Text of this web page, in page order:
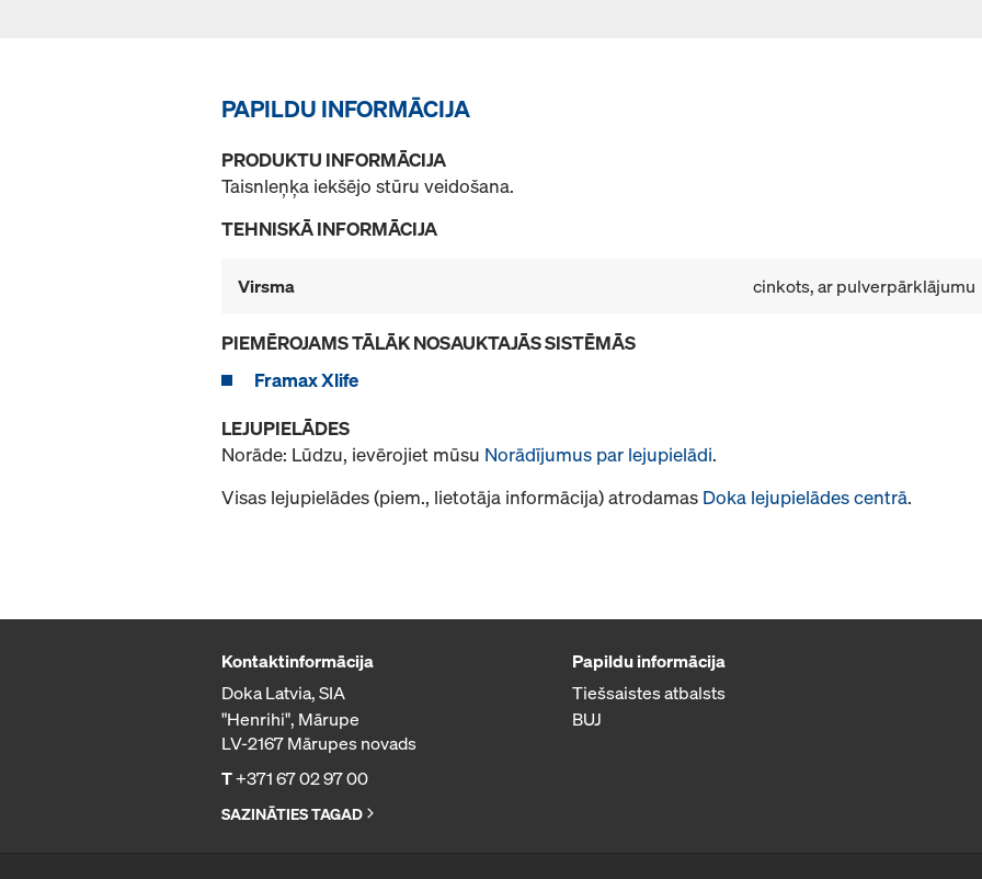
PAPILDU INFORMĀCIJA
PRODUKTU INFORMĀCIJA
Taisnleņķa iekšējo stūru veidošana.
TEHNISKĀ INFORMĀCIJA
Virsma cinkots, ar pulverpārklājumu
PIEMĒROJAMS TĀLĀK NOSAUKTAJĀS SISTĒMĀS
Framax Xlife
LEJUPIELĀDES
Norāde: Lūdzu, ievērojiet mūsu Norādījumus par lejupielādi.
Visas lejupielādes (piem., lietotāja informācija) atrodamas Doka lejupielādes centrā.
Kontaktinformācija
Doka Latvia, SIA
"Henrihi", Mārupe
LV-2167 Mārupes novads
T+371 67 02 97 00
SAZINĀTIES TAGAD
Papildu informācija
Tiešsaistes atbalsts
BUJ